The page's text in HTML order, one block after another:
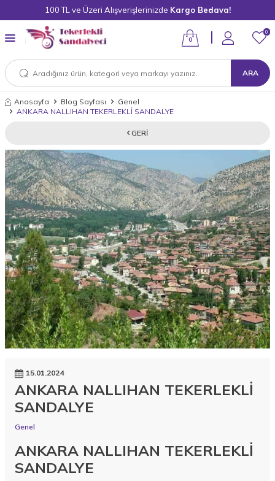
100 TL ve Üzeri Alışverişlerinizde Kargo Bedava!
ARA
0
0
Anasayfa Blog Sayfası
Genel
ANKARA NALLIHAN TEKERLEKLİ SANDALYE
GERI
15.01.2024
ANKARA NALLIHAN TEKERLEKLİ
SANDALYE
Genel
ANKARA NALLIHAN TEKERLEKLİ
SANDALYE